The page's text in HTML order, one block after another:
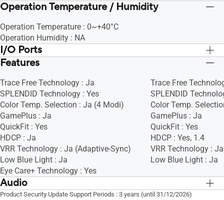
Operation Temperature / Humidity
Operation Temperature : 0~+40°C
Operation Humidity : NA
I/O Ports
DisplayPort 1.2 x 1
VGA x 1
USB Hub : 2x USB 2.0 Type-A
Earphone Jack : JA
PC Audio Input : JA
DisplayPort 1.2 x 1
VGA x 1
USB Hub : 2x USB
Earphone Jack : JA
PC Audio Input : JA
Features
Trace Free Technology : Ja
SPLENDID Technology : Yes
Color Temp. Selection : Ja (4 Modi)
GamePlus : Ja
QuickFit : Yes
HDCP : Ja
VRR Technology : Ja (Adaptive-Sync)
Low Blue Light : Ja
Eye Care+ Technology : Yes
Trace Free
SPLENDID
Color Temp.
GamePlus : Ja
QuickFit : Yes
HDCP : Yes, 1.4
VRR Technology :
Low Blue Light : Ja
Audio
Speaker : Ja (2Wx2) Speaker : Ja (2Wx2)
Product Security Update Support Periods : 3 years (until 31/12/2026)